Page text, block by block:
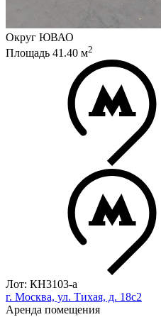
Округ ЮВАО
Площадь 41.40 м2
Лот: КН3103-a
г. Москва, ул. Тихая, д. 18с2
Аренда помещения